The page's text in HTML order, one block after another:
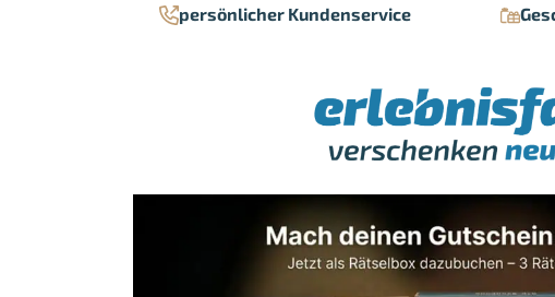
persönlicher Kundenservice